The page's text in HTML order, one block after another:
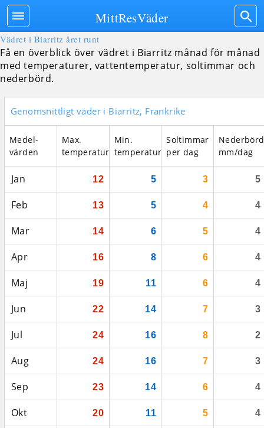
Vädret i Biarritz året runt
Få en överblick över vädret i Biarritz månad för månad
med temperaturer, vattentemperatur, soltimmar och
nederbörd.
Genomsnittligt väder i Biarritz, Frankrike
Medel­
värden
Max.
temperatur
Min.
temperatur
Soltimmar
per dag
Nederbörd
mm/dag
Jan 12 5 3 5
Feb 13 5 4 4
Mar 14 6 5 4
Apr 16 8 6 4
Maj 19 11 6 4
Jun 22 14 7 3
Jul 24 16 8 2
Aug 24 16 7 3
Sep 23 14 6 4
Okt 20 11 5 4
MittResVäder